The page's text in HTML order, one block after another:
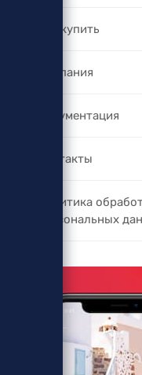
Как купить
Компания
Документация
Контакты
Политика
персональных